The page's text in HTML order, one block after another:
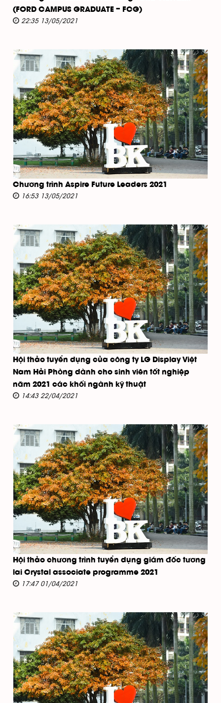
(FORD CAMPUS GRADUATE – FCG)
22:35 13/05/2021
Chương trình Aspire Future Leaders 2021
16:53 13/05/2021
Hội thảo tuyển dụng của công ty LG Display Việt
Nam Hải Phòng dành cho sinh viên tốt nghiệp
năm 2021 các khối ngành kỹ thuật
14:43 22/04/2021
Hội thảo chương trình tuyển dụng giám đốc tương
lai Crystal associate programme 2021
17:47 01/04/2021